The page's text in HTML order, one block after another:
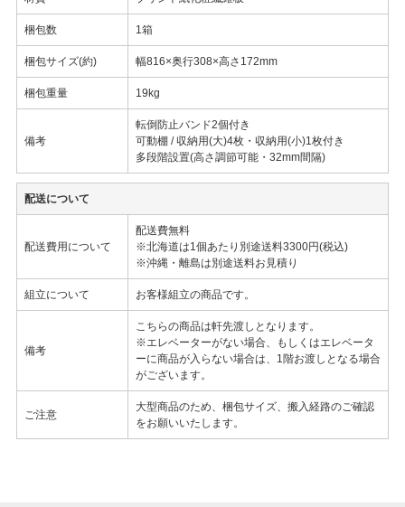
梱包数 1箱
梱包サイズ(約) 幅816×奥行308×高さ172mm
梱包重量 19kg
備考
転倒防止バンド2個付き
可動棚 / 収納用(大)4枚・収納用(小)1枚付き
多段階設置(高さ調節可能・32mm間隔)
配送について
配送費用について
配送費無料
※北海道は1個あたり別途送料3300円(税込)
※沖縄・離島は別途送料お見積り
組立について お客様組立の商品です。
備考
こちらの商品は軒先渡しとなります。
※エレベーターがない場合、もしくはエレベータ
ーに商品が入らない場合は、1階お渡しとなる場合
がございます。
ご注意
大型商品のため、梱包サイズ、搬入経路のご確認
をお願いいたします。